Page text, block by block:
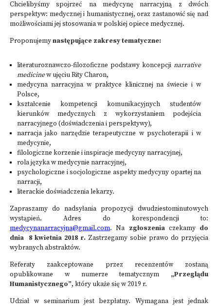
Chcielibyśmy spojrzeć na medycynę narracyjną z dwóch
perspektyw: medycznej i humanistycznej, oraz zastanowić się nad
możliwościami jej stosowania w polskiej opiece medycznej.
Proponujemynastępujące zakresy tematyczne:
literaturoznawczo-filozoficzne podstawy koncepcji narrative
medicinew ujęciu Rity Charon,
medycyna narracyjna w praktyce klinicznej na świecie i w
Polsce,
kształcenie kompetencji komunikacyjnych studentów
kierunków medycznych z wykorzystaniem podejścia
narracyjnego (doświadczenia i perspektywy),
narracja jako narzędzie terapeutyczne w psychoterapii i w
medycynie,
filologiczne korzenie i inspiracje medycyny narracyjnej,
rola języka w medycynie narracyjnej,
psychologiczne i socjologiczne aspekty medycyny opartej na
narracji,
literackie doświadczenia lekarzy.
Zapraszamy do nadsyłania propozycji dwudziestominutowych
wystąpień. Adres do korespondencji to:
medycynanarracyjna@gmail.com. Na zgłoszenia czekamy do
dnia
8 kwietnia 2018 r. Zastrzegamy sobie prawo do przyjęcia
wybranych abstraktów.
Referaty zaakceptowane przez recenzentów zostaną
opublikowane w numerze tematycznym „Przeglądu
Humanistycznego”, który ukaże się w 2019 r.
Udział w seminarium jest bezpłatny. Wymagana jest jednak